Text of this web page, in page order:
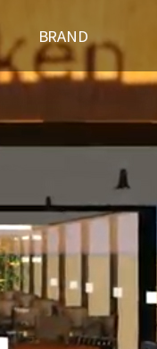
BRAND
연혁
패밀리브랜드소개